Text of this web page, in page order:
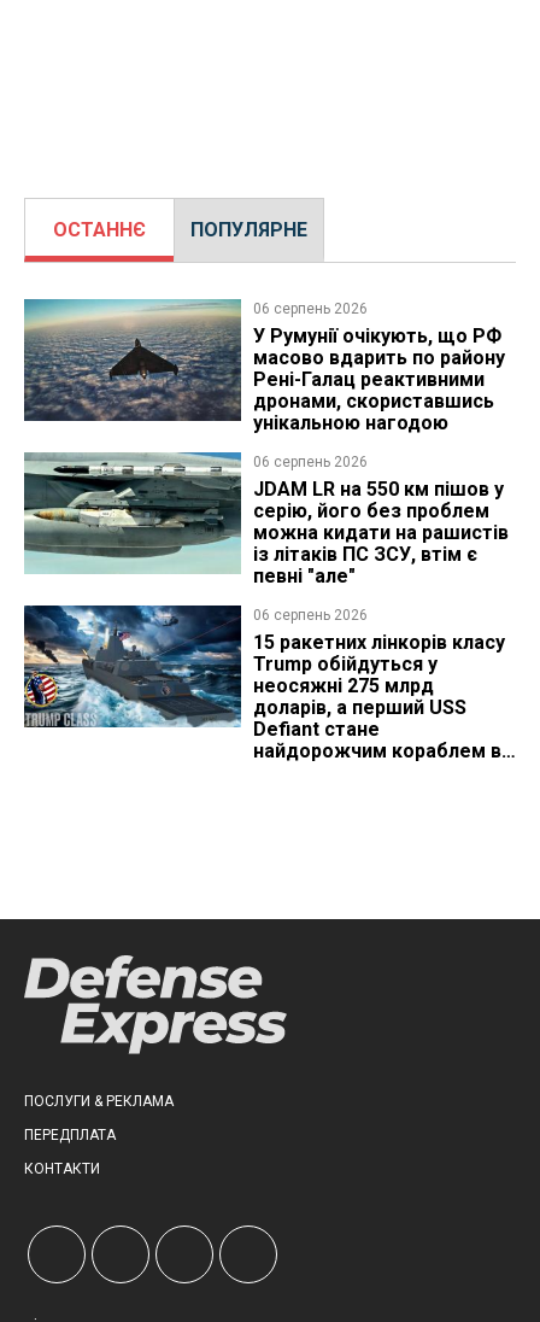
ОСТАННЄ ПОПУЛЯРНЕ
06 серпень 2026
У Румунії очікують, що РФ
масово вдарить по району
Рені-Галац реактивними
дронами, скориставшись
унікальною нагодою
06 серпень 2026
JDAM LR на 550 км пішов у
серію, його без проблем
можна кидати на рашистів
із літаків ПС ЗСУ, втім є
певні "але"
06 серпень 2026
15 ракетних лінкорів класу
Trump обійдуться у
неосяжні 275 млрд
доларів, а перший USS
Defiant стане
найдорожчим кораблем в
ПОСЛУГИ & РЕКЛАМА
ПЕРЕДПЛАТА
КОНТАКТИ